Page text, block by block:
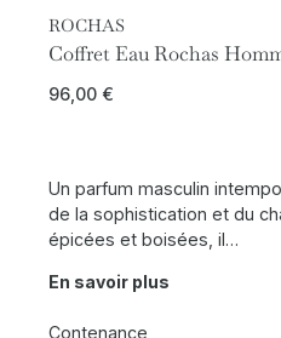
ROCHAS
Coffret Eau Rochas
96,00 €
Un parfum masculin
de la sophistication et du
épicées et boisées, il…
En savoir plus
Contenance